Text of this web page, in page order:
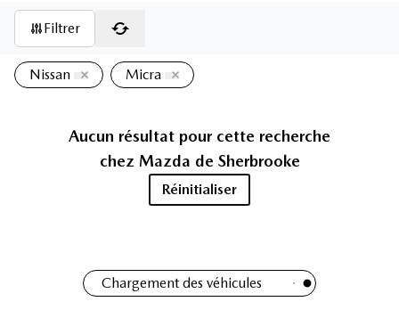
Filtrer
Nissan Micra
Aucun résultat pour cette recherche
chez Mazda de Sherbrooke
Réinitialiser
Chargement des véhicules